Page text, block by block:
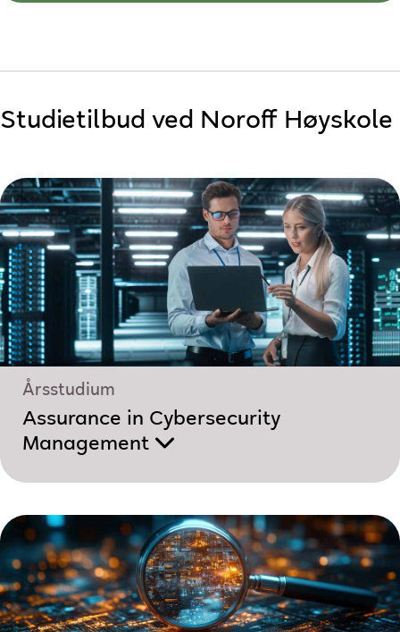
Studietilbud ved Noroff Høyskole
Årsstudium
Assurance in Cybersecurity
Management